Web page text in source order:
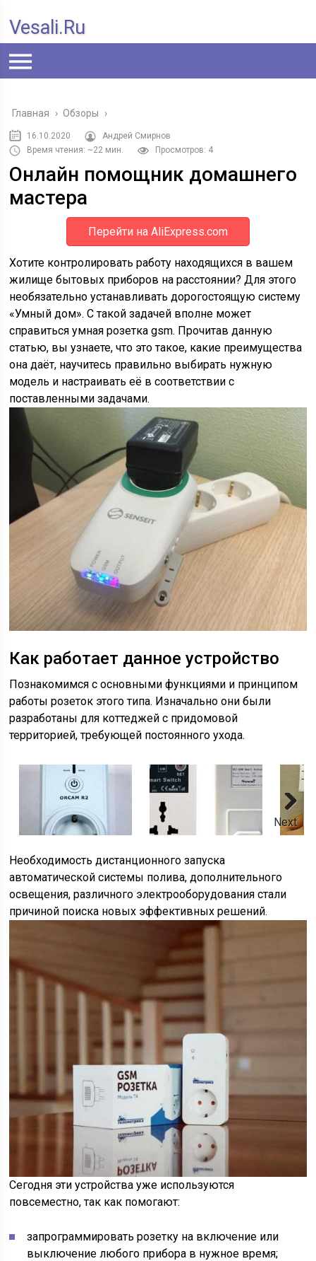
Vesali.ru
Главная › Обзоры ›
16.10.2020
Андрей Смирнов
Время чтения: ~22 мин.
Просмотров: 4
Онлайн помощник домашнего
мастера
Перейти на AliExpress.com
Хотите контролировать работу находящихся в вашем
жилище бытовых приборов на расстоянии? Для этого
необязательно устанавливать дорогостоящую систему
«Умный дом». С такой задачей вполне может
справиться умная розетка gsm. Прочитав данную
статью, вы узнаете, что это такое, какие преимущества
она даёт, научитесь правильно выбирать нужную
модель и настраивать её в соответствии с
поставленными задачами.
Как работает данное устройство
Познакомимся с основными функциями и принципом
работы розеток этого типа. Изначально они были
разработаны для коттеджей с придомовой
территорией, требующей постоянного ухода.
Next
Необходимость дистанционного запуска
автоматической системы полива, дополнительного
освещения, различного электрооборудования стали
причиной поиска новых эффективных решений.
Сегодня эти устройства уже используются
повсеместно, так как помогают:
запрограммировать розетку на включение или
выключение любого прибора в нужное время;